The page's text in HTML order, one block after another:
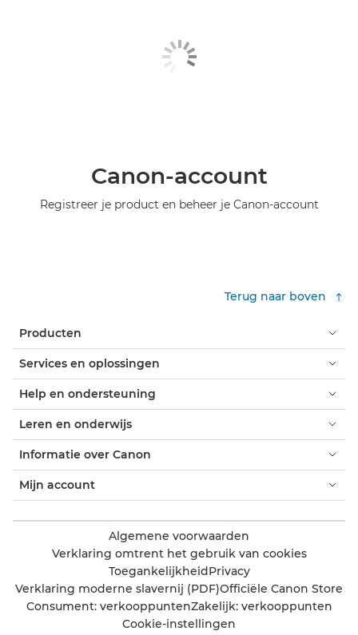
Canon-account
Registreer je product en beheer je Canon-account
Terug naar boven
Producten
Services en oplossingen
Help en ondersteuning
Leren en onderwijs
Informatie over Canon
Mijn account
Algemene voorwaarden
Verklaring omtrent het gebruik van cookies
ToegankelijkheidPrivacy
Verklaring moderne slavernij (PDF)Officiële Canon Store
Consument: verkooppuntenZakelijk: verkooppunten
Cookie-instellingen